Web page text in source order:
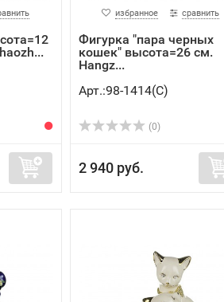
избранное сравнить
Фигурка "пара черных
кошек" высота=26 см.
Hangz...
Арт.:98-1414(C)
(0)
2 940 руб.